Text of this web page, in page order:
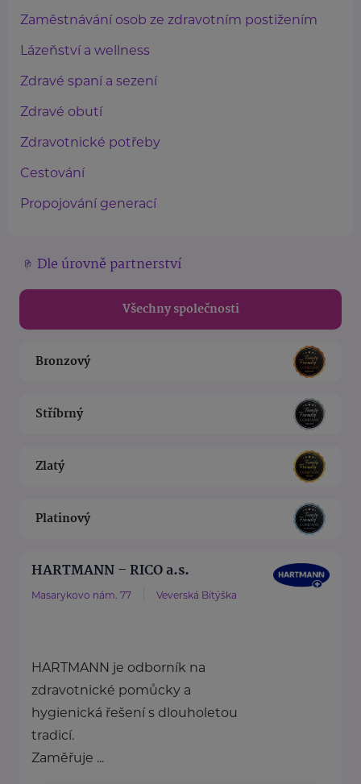
Zaměstnávání osob ze zdravotním postižením
Lázeňství a wellness
Zdravé spaní a sezení
Zdravé obutí
Zdravotnické potřeby
Cestování
Propojování generací
Dle úrovně partnerství
Všechny společnosti
Bronzový
Stříbrný
Zlatý
Platinový
HARTMANN – RICO a.s.
Masarykovo nám. 77 Veverská Bítýška
HARTMANN je odborník na
zdravotnické pomůcky a
hygienická řešení s dlouholetou
tradicí.
Zaměřuje ...